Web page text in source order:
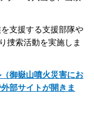
支援する支援部隊や
捜索活動を実施しま
御嶽山噴火災害にお
部サイトが開きま